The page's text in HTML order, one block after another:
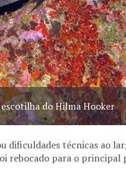
do Hilma Hooker
dificuldades técnicas ao
rebocado para o